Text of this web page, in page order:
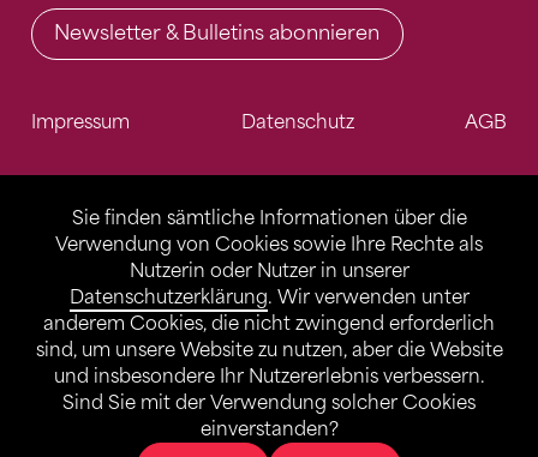
Sie finden sämtliche Informationen über die
Verwendung von Cookies sowie Ihre Rechte als
Nutzerin oder Nutzer in unserer
Datenschutzerklärung. Wir verwenden unter
anderem Cookies, die nicht zwingend erforderlich
sind, um unsere Website zu nutzen, aber die Website
und insbesondere Ihr Nutzererlebnis verbessern.
Sind Sie mit der Verwendung solcher Cookies
einverstanden?
Newsletter & Bulletins abonnieren
Impressum Datenschutz AGB